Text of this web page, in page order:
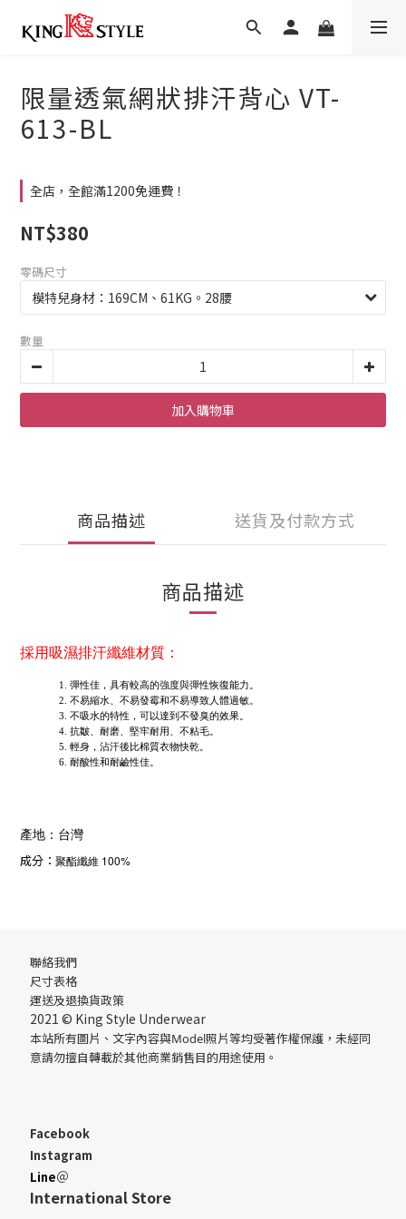
限量透氣網狀排汗背心 VT-
613-BL
全店，全館滿1200免運費！
NT$380
零碼尺寸
數量
加入購物車
商品描述 送貨及付款方式
商品描述
採用吸濕排汗纖維材質：
彈性佳，具有較高的強度與彈性恢復能力。
不易縮水、不易發霉和不易導致人體過敏。
不吸水的特性，可以達到不發臭的效果。
抗皺、耐磨、堅牢耐用、不粘毛。
輕身，沾汗後比棉質衣物快乾。
耐酸性和耐鹼性佳。
產地：台灣
成分： 聚酯纖維 100%
聯絡我們
尺寸表格
運送及退換貨政策
2021 © King Style Underwear
本站所有圖片、文字內容與Model照片等均受著作權保護，未經同
意請勿擅自轉載於其他商業銷售目的用途使用。
Facebook
Instagram
Line＠
International Store